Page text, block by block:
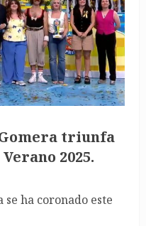
Gomera triunfa
2025.
se ha coronado este